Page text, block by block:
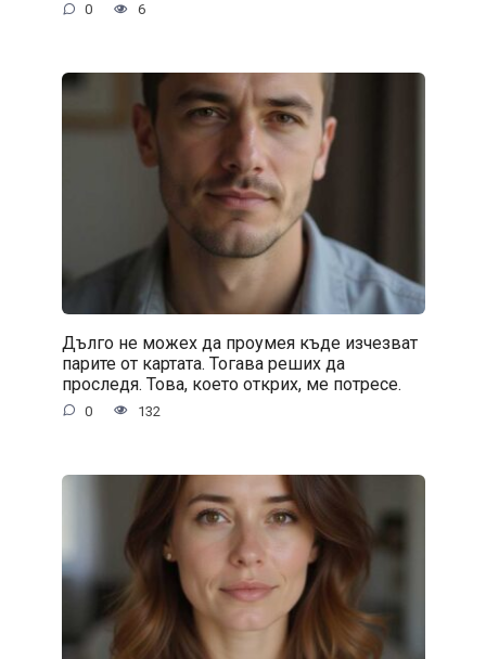
0 6
Дълго не можех да проумея къде изчезват
парите от картата. Тогава реших да
проследя. Това, което открих, ме потресе.
0 132